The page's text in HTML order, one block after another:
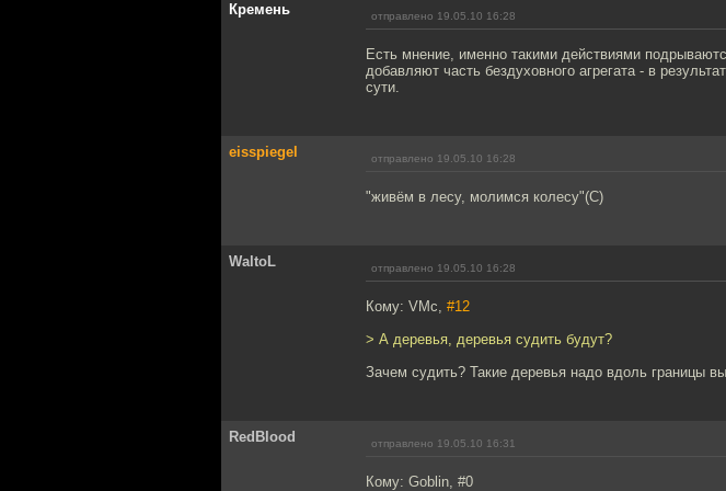
Кремень отправлено 19.05.10 16:28
Есть мнение, именно такими действиями
добавляют часть бездуховного агрегата - в
сути.
eisspiegel отправлено 19.05.10 16:28
"живём в лесу, молимся колесу"(С)
WaltoL отправлено 19.05.10 16:28
Кому: VMc, #12
> А деревья, деревья судить будут?
Зачем судить? Такие деревья надо вдоль границы
RedBlood отправлено 19.05.10 16:31
Кому: Goblin, #0